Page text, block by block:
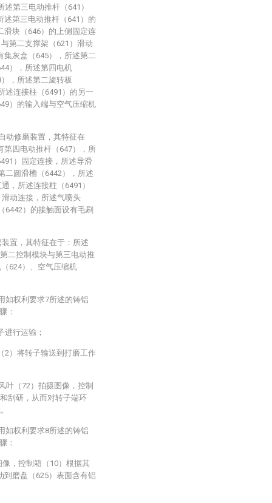
第三电动推杆（641）
述第三电动推杆（641）的
滑块（646）的上侧固定连
第二支撑架（621）滑动
集灰盒（645），所述第二
），所述第四电机
，所述第二旋转板
述连接柱（6491）的另一
）的输入端与空气压缩机
动修磨装置，其特征在
第四电动推杆（647），所
）固定连接，所述导滑
二圆滑槽（6442），所述
，所述连接柱（6491）
动连接，所述气喷头
6442）的接触面设有毛刷
置，其特征在于：所述
二控制模块与第三电动推
624）、空气压缩机
如权利要求7所述的铸铝
：
进行运输；
2）将转子输送到打磨工作
叶（72）拍摄图像，控制
刮研，从而对转子端环
如权利要求8所述的铸铝
：
，控制箱（10）根据其
到磨盘（625）表面含有铝